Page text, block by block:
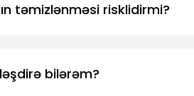
təmizlənməsi risklidirmi?
bilərəm?